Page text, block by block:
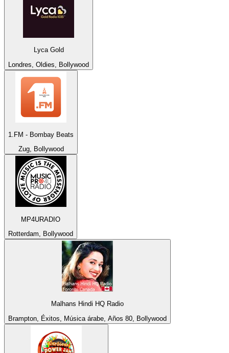
Lyca Gold
Londres, Oldies, Bollywood
1.FM - Bombay Beats
Zug, Bollywood
MP4URADIO
Rotterdam, Bollywood
Malhans Hindi HQ Radio
Brampton, Éxitos, Música árabe, Años 80, Bollywood